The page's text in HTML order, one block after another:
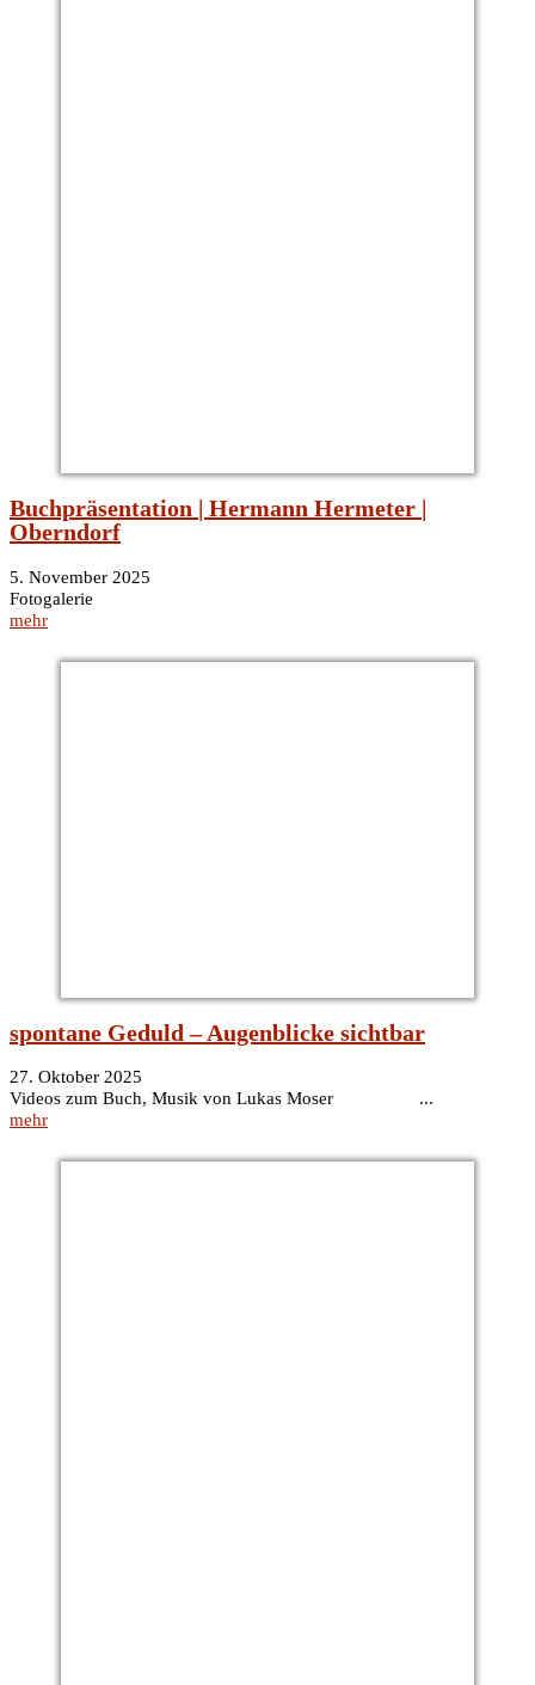
Buchpräsentation | Hermann Hermeter |
Oberndorf
5. November 2025
Fotogalerie
mehr
spontane Geduld – Augenblicke sichtbar
27. Oktober 2025
Videos zum Buch, Musik von Lukas Moser ...
mehr